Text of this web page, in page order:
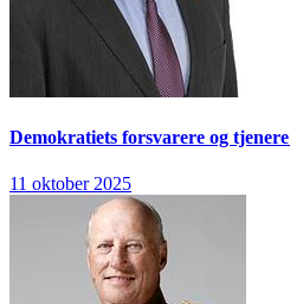
Demokratiets forsvarere og tjenere
11 oktober 2025